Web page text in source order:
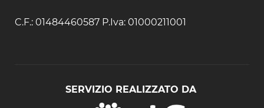
Islanda
Moldavia
C.F.: 01484460587 P.Iva: 01000211001
SERVIZIO REALIZZATO DA